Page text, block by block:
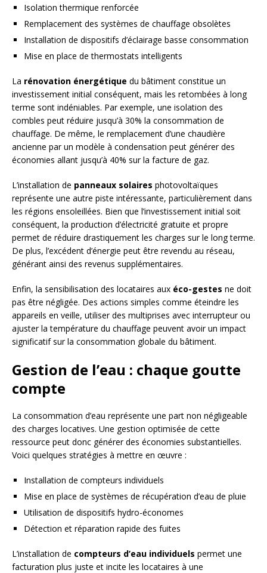
Isolation thermique renforcée
Remplacement des systèmes de chauffage obsolètes
Installation de dispositifs d’éclairage basse consommation
Mise en place de thermostats intelligents
La rénovation énergétique du bâtiment constitue un
investissement initial conséquent, mais les retombées à long
terme sont indéniables. Par exemple, une isolation des
combles peut réduire jusqu’à 30% la consommation de
chauffage. De même, le remplacement d’une chaudière
ancienne par un modèle à condensation peut générer des
économies allant jusqu’à 40% sur la facture de gaz.
L’installation de panneaux solaires photovoltaïques
représente une autre piste intéressante, particulièrement dans
les régions ensoleillées. Bien que l’investissement initial soit
conséquent, la production d’électricité gratuite et propre
permet de réduire drastiquement les charges sur le long terme.
De plus, l’excédent d’énergie peut être revendu au réseau,
générant ainsi des revenus supplémentaires.
Enfin, la sensibilisation des locataires aux éco-gestes ne doit
pas être négligée. Des actions simples comme éteindre les
appareils en veille, utiliser des multiprises avec interrupteur ou
ajuster la température du chauffage peuvent avoir un impact
significatif sur la consommation globale du bâtiment.
Gestion de l’eau : chaque goutte
compte
La consommation d’eau représente une part non négligeable
des charges locatives. Une gestion optimisée de cette
ressource peut donc générer des économies substantielles.
Voici quelques stratégies à mettre en œuvre :
Installation de compteurs individuels
Mise en place de systèmes de récupération d’eau de pluie
Utilisation de dispositifs hydro-économes
Détection et réparation rapide des fuites
L’installation de compteurs d’eau individuels permet une
facturation plus juste et incite les locataires à une